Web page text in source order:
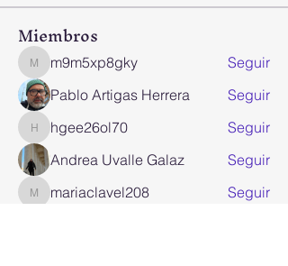
Miembros
m9m5xp8gky
m9m5xp8gky
Seguir
Pablo Artigas Herrera
Seguir
hgee26ol70
hgee26ol70
Seguir
Andrea Uvalle Galaz
Seguir
mariaclavel208
mariaclavel208
Seguir